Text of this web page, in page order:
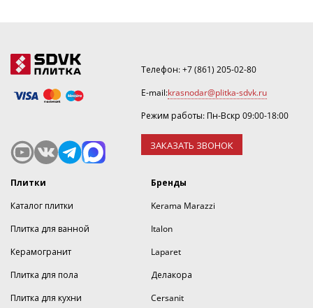
Телефон:+7 (861) 205-02-80
E-mail:krasnodar@plitka-sdvk.ru
Режим работы: Пн-Вскр 09:00-18:00
ЗАКАЗАТЬ ЗВОНОК
Плитки
Каталог плитки
Плитка для ванной
Керамогранит
Плитка для пола
Плитка для кухни
Бренды
Kerama Marazzi
Italon
Laparet
Делакора
Cersanit